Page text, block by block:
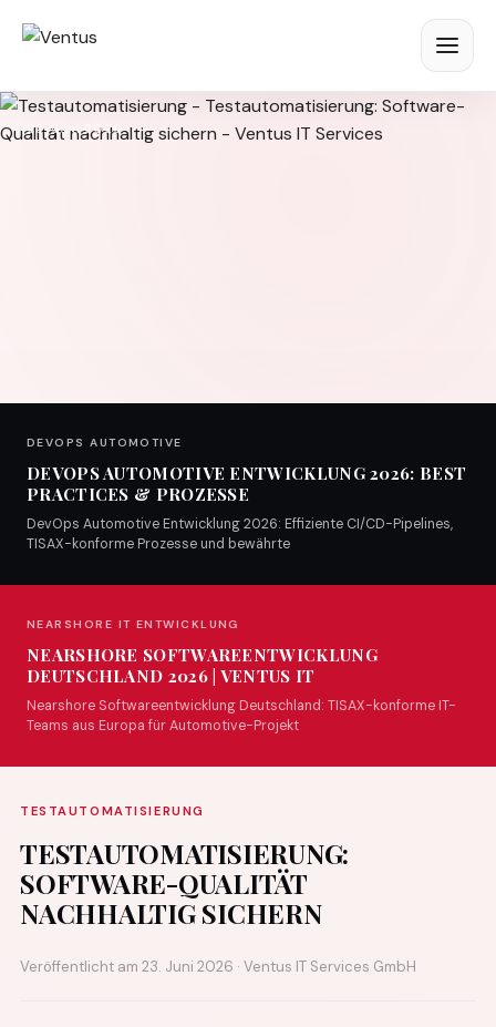
23. Juni 2026
DEVOPS AUTOMOTIVE
DEVOPS AUTOMOTIVE ENTWICKLUNG 2026: BEST
PRACTICES & PROZESSE
DevOps Automotive Entwicklung 2026: Effiziente CI/CD-Pipelines,
TISAX-konforme Prozesse und bewährte
NEARSHORE IT ENTWICKLUNG
NEARSHORE SOFTWAREENTWICKLUNG
DEUTSCHLAND 2026 | VENTUS IT
Nearshore Softwareentwicklung Deutschland: TISAX-konforme IT-
Teams aus Europa für Automotive-Projekt
TESTAUTOMATISIERUNG
TESTAUTOMATISIERUNG:
SOFTWARE-QUALITÄT
NACHHALTIG SICHERN
Veröffentlicht am 23. Juni 2026 · Ventus IT Services GmbH